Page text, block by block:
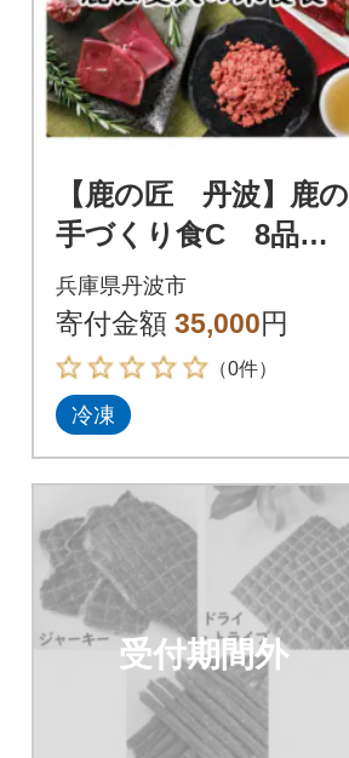
【鹿の匠 丹波】鹿の
手づくり食C 8品
犬用
兵庫県丹波市
寄付金額 35,000円
（0件）
冷凍
受付期間外